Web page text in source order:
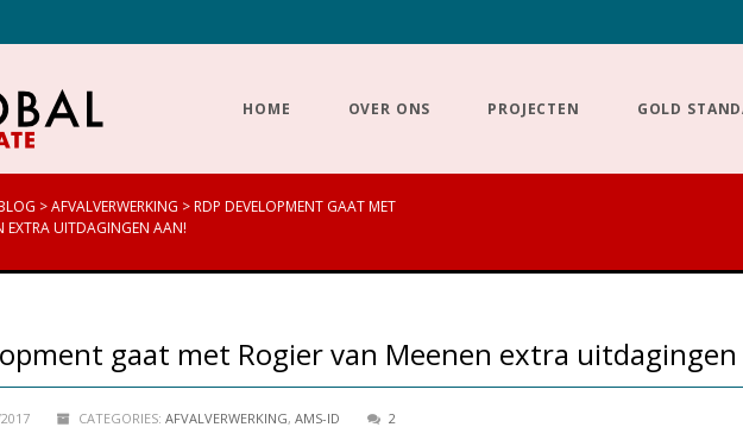
HOME OVER ONS PROJECTEN GOLD
>AFVALVERWERKING >RDP DEVELOPMENT GAAT MET
EXTRA UITDAGINGEN AAN!
gaat met Rogier van Meenen extra uitdagingen
CATEGORIES: AFVALVERWERKING, AMS-ID 2